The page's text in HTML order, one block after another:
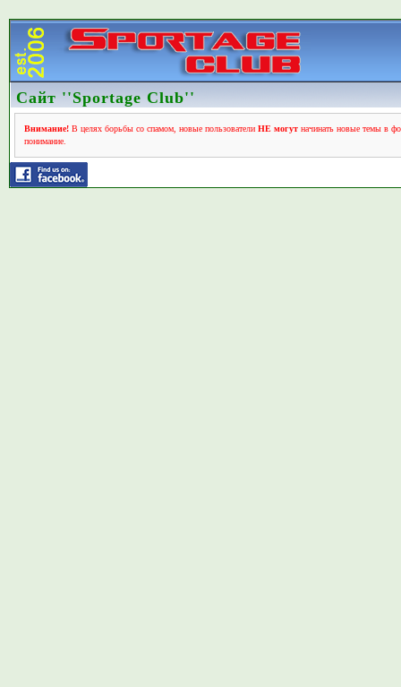
Сайт ''Sportage Club''
Внимание!В целях борьбы со спамом, новые пользователи НЕ могутначинать новые темы в
понимание.